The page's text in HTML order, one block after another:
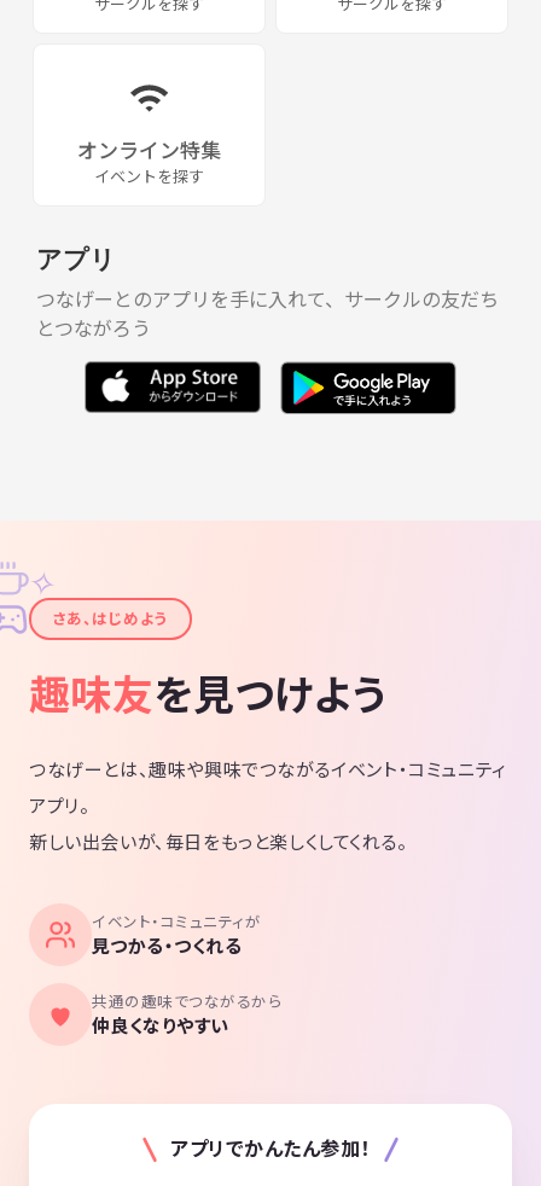
オンライン特集
イベントを探す
アプリ
つなげーとのアプリを手に入れて、サークルの友だち
とつながろう
✦
✧
さあ、はじめよう
趣味友を見つけよう
つなげーとは、趣味や興味でつながるイベント・コミュニティ
アプリ。
新しい出会いが、毎日をもっと楽しくしてくれる。
イベント・コミュニティが
見つかる・つくれる
共通の趣味でつながるから
仲良くなりやすい
アプリでかんたん参加！